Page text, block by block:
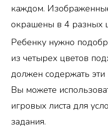
каждом.
окрашены в 4 разных
Ребенку нужно
из четырех цветов
должен содержать
Вы можете
игровых листа для
задания.